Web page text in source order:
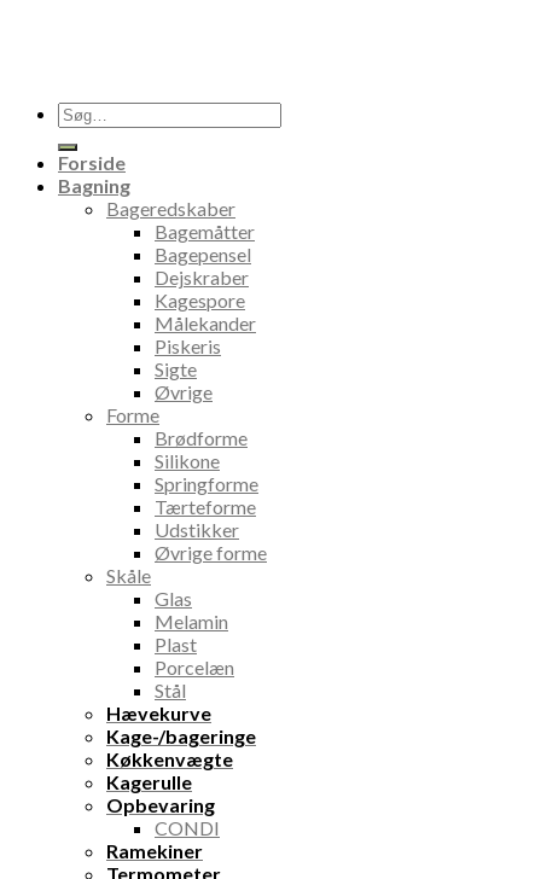
Søg
efter:
Forside
Bagning
Bageredskaber
Bagemåtter
Bagepensel
Dejskraber
Kagespore
Målekander
Piskeris
Sigte
Øvrige
Forme
Brødforme
Silikone
Springforme
Tærteforme
Udstikker
Øvrige forme
Skåle
Glas
Melamin
Plast
Porcelæn
Stål
Hævekurve
Kage-/bageringe
Køkkenvægte
Kagerulle
Opbevaring
CONDI
Ramekiner
Termometer